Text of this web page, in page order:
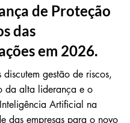
de Proteção
das
em 2026.
discutem gestão de riscos,
da alta liderança e o
Artificial na
das empresas para o novo